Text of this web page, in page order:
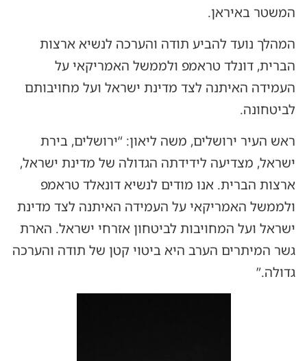
המשטר באיראן.
המהלך נועד להביע תודה והערכה לנשיא ארצות
הברית, דונלד טראמפ ולממשל האמריקאי על
העמידה האיתנה לצד מדינת ישראל ועל מחויבותם
לביטחונה.
ראש העיר ירושלים, משה ליאון: “ירושלים, בירת
ישראל, מצדיעה לידידתה הגדולה של מדינת ישראל,
ארצות הברית. אנו מודים לנשיא דונאלד טראמפ
ולממשל האמריקאי על העמידה האיתנה לצד מדינת
ישראל ועל המחויבות לביטחון אזרחי ישראל. הארת
גשר המיתרים הערב היא ביטוי קטן של תודה והערכה
גדולה.”